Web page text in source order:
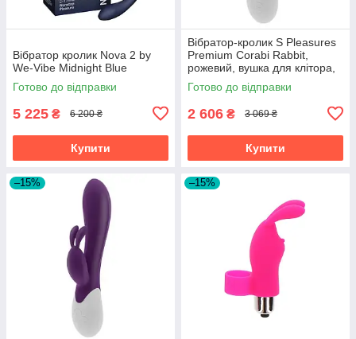
Вібратор кролик Nova 2 by
We-Vibe Midnight Blue
Готово до відправки
5 225 ₴ 6 200 ₴
Купити
Вібратор-кролик S Pleasures
Premium Corabi Rabbit,
рожевий, вушка для клітора,
16 режимів, нагрів
Готово до відправки
2 606 ₴ 3 069 ₴
Купити
–15% –15%